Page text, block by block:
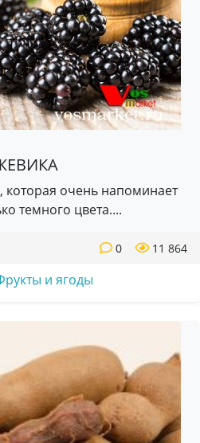
которая очень напоминает
темного цвета....
11 864
0
и ягоды